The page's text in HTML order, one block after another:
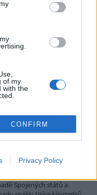
of my
with the
CONFIRM
Privacy Policy
slovit několik
Litomyšl muselo
dlouhodobému suchu a
pět rybníků. U dalších
ploch hrozí, že při
rovněž přistoupit k
přítoku vody, což
Litomyšl Michal
Spojených států a